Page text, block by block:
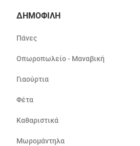
ΔΗΜΟΦΙΛΗ
Πάνες
Οπωροπωλείο - Μαναβική
Γιαούρτια
Φέτα
Καθαριστικά
Μωρομάντηλα